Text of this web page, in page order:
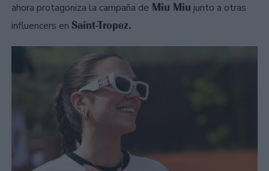
ahora protagoniza la campaña de Miu Miu junto a otras
influencers en Saint-Tropez.